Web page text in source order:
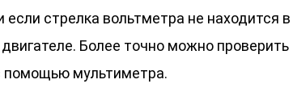
стрелка вольтметра не находится в
Более точно можно проверить
помощью мультиметра.